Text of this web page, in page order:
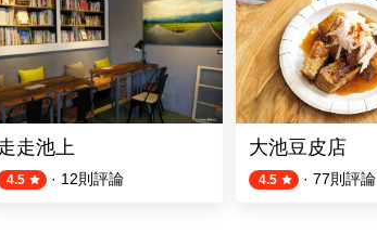
走池上
4.5 · 12則評論
大池豆皮店
4.5 · 77則評論